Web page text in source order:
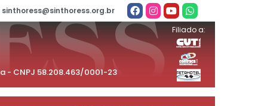
sinthoress@sinthoress.org.br
- CNPJ 58.208.463/0001-23
Filiado a: